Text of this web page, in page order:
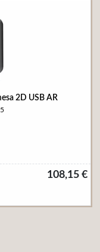
2D USB AR
108,15 €